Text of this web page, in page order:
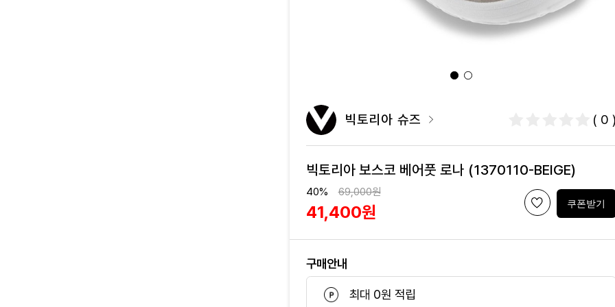
빅토리아 슈즈 ( 0
빅토리아 보스코 베어풋 로나 (1370110-BEIGE)
40% 69,000원
41,400원 쿠폰받기
구매안내
최대 0원 적립